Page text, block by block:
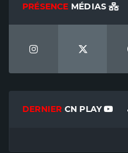
PRÉSENCE MÉDIAS
DERNIER CN PLAY